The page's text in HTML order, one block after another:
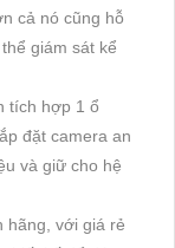
cả nó cũng hỗ
giám sát kể
tích hợp 1 ổ
đặt camera an
và giữ cho hệ
hãng, với giá rẻ